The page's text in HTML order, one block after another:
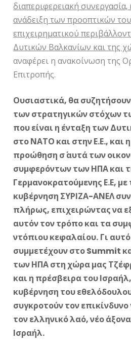
διαπεριφερειακή
ανάδειξη των προοπτικών
επιχειρηματικού
Δυτικών Βαλκανίων και της
αναφέρει η ανακοίνωση της
Επιτροπής.
Ουσιαστικά, θα
των στρατηγικών στόχων
που είναι η ένταξη των
στο ΝΑΤΟ και στην Ε.Ε., και
προώθηση σ΄ αυτά των
συμφερόντων των ΗΠΑ και
Γερμανοκρατούμενης Ε.Ε, με
κυβέρνηση ΣΥΡΙΖΑ-ΑΝΕΛ
πλήρως, επιχειρώντας να
αυτόν τον τρόπο και τα
ντόπιου κεφαλαίου. Γι
συμμετέχουν στοSummit
των ΗΠΑ στη χώρα μας
και η πρέσβειρα του
κυβέρνηση του
συγκροτούν τον επικίνδυνο
τον ελληνικό λαό, νέο
Ισραήλ.